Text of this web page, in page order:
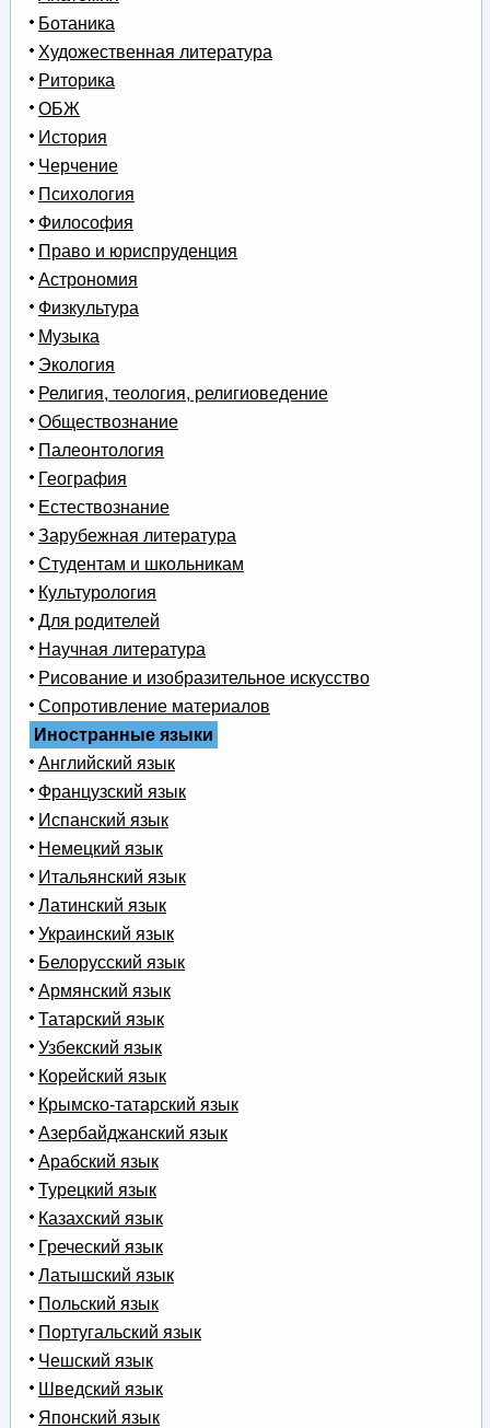
Ботаника
Художественная литература
Риторика
ОБЖ
История
Черчение
Психология
Философия
Право и юриспруденция
Астрономия
Физкультура
Музыка
Экология
Религия, теология, религиоведение
Обществознание
Палеонтология
География
Естествознание
Зарубежная литература
Студентам и школьникам
Культурология
Для родителей
Научная литература
Рисование и изобразительное искусство
Сопротивление материалов
Иностранные языки
Английский язык
Французский язык
Испанский язык
Немецкий язык
Итальянский язык
Латинский язык
Украинский язык
Белорусский язык
Армянский язык
Татарский язык
Узбекский язык
Корейский язык
Крымско-татарский язык
Азербайджанский язык
Арабский язык
Турецкий язык
Казахский язык
Греческий язык
Латышский язык
Польский язык
Португальский язык
Чешский язык
Шведский язык
Японский язык